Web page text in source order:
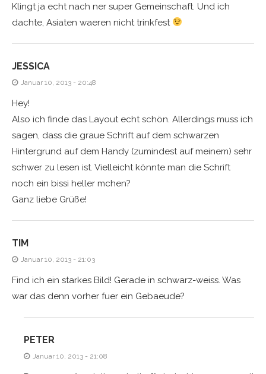
Klingt ja echt nach ner super Gemeinschaft. Und ich
dachte, Asiaten waeren nicht trinkfest
JESSICA
Januar 10, 2013 - 20:48
Hey!
Also ich finde das Layout echt schön. Allerdings muss ich
sagen, dass die graue Schrift auf dem schwarzen
Hintergrund auf dem Handy (zumindest auf meinem) sehr
schwer zu lesen ist. Vielleicht könnte man die Schrift
noch ein bissi heller mchen?
Ganz liebe Grüße!
TIM
Januar 10, 2013 - 21:03
Find ich ein starkes Bild! Gerade in schwarz-weiss. Was
war das denn vorher fuer ein Gebaeude?
PETER
Januar 10, 2013 - 21:08